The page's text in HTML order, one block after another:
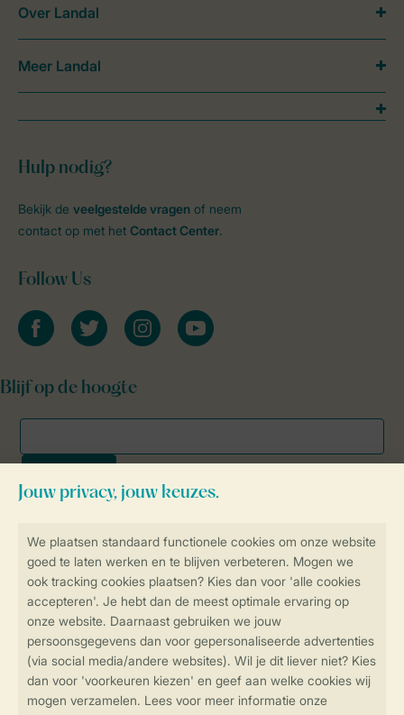
Controle over jouw gegevens &
Veilig en snel online boeken
SSL certificaat
Veilige gegevensoverdracht
Hulp nodig?
Bekijk de veelgestelde vragen of neem
contact op met het Contact Center.
Follow Us
facebooktwitter instagramyoutube
Blijf op de hoogte
Over Landal
Meer Landal